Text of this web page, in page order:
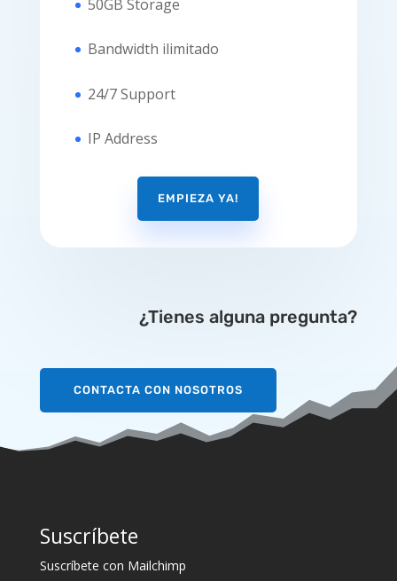
50GB Storage
Bandwidth ilimitado
24/7 Support
IP Address
EMPIEZA YA!
¿Tienes alguna pregunta?
CONTACTA CON NOSOTROS
Suscríbete
Suscríbete con Mailchimp